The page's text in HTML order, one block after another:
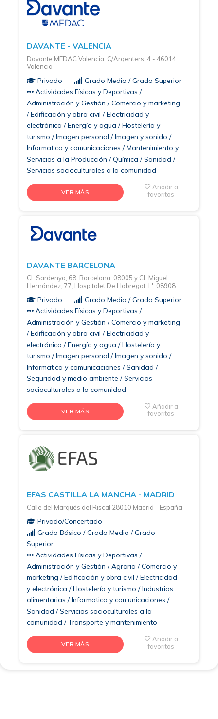
DAVANTE - VALENCIA
Davante MEDAC Valencia. C/Argenters, 4 - 46014
Valencia
Privado
Grado Medio / Grado Superior
Actividades Físicas y Deportivas /
Administración y Gestión / Comercio y marketing
/ Edificación y obra civil / Electricidad y
electrónica / Energía y agua / Hostelería y
turismo / Imagen personal / Imagen y sonido /
Informatica y comunicaciones / Mantenimiento y
Servicios a la Producción / Química / Sanidad /
Servicios socioculturales a la comunidad
VER MÁS
Añadir a
favoritos
DAVANTE BARCELONA
CL Sardenya, 68, Barcelona, 08005 y CL Miguel
Hernández, 77, Hospitalet De Llobregat, L', 08908
Privado
Grado Medio / Grado Superior
Actividades Físicas y Deportivas /
Administración y Gestión / Comercio y marketing
/ Edificación y obra civil / Electricidad y
electrónica / Energía y agua / Hostelería y
turismo / Imagen personal / Imagen y sonido /
Informatica y comunicaciones / Sanidad /
Seguridad y medio ambiente / Servicios
socioculturales a la comunidad
VER MÁS
Añadir a
favoritos
EFAS CASTILLA LA MANCHA - MADRID
Calle del Marqués del Riscal 28010 Madrid - España
Privado/Concertado
Grado Básico / Grado Medio / Grado
Superior
Actividades Físicas y Deportivas /
Administración y Gestión / Agraria / Comercio y
marketing / Edificación y obra civil / Electricidad
y electrónica / Hostelería y turismo / Industrias
alimentarias / Informatica y comunicaciones /
Sanidad / Servicios socioculturales a la
comunidad / Transporte y mantenimiento
VER MÁS
Añadir a
favoritos